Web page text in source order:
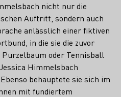
nicht nur die
Auftritt, sondern auch
anlässlich einer fiktiven
in die sie die zuvor
oder Tennisball
Himmelsbach
behauptete sie sich im
mit fundiertem